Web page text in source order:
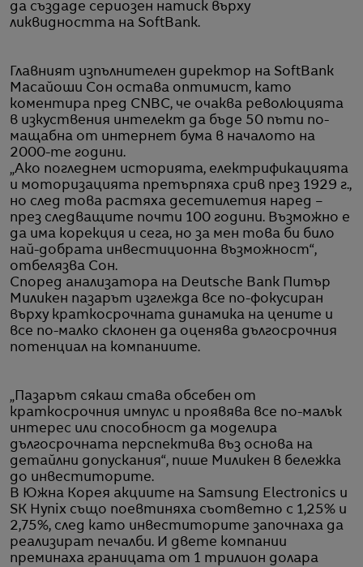
да създаде сериозен натиск върху
ликвидността на SoftBank.
Главният изпълнителен директор на SoftBank
Масайоши Сон остава оптимист, като
коментира пред CNBC, че очаква революцията
в изкуствения интелект да бъде 50 пъти по-
мащабна от интернет бума в началото на
2000-те години.
„Ако погледнем историята, електрификацията
и моторизацията претърпяха срив през 1929 г.,
но след това растяха десетилетия наред –
през следващите почти 100 години. Възможно е
да има корекция и сега, но за мен това би било
най-добрата инвестиционна възможност“,
отбелязва Сон.
Според анализатора на Deutsche Bank Питър
Миликен пазарът изглежда все по-фокусиран
върху краткосрочната динамика на цените и
все по-малко склонен да оценява дългосрочния
потенциал на компаниите.
„Пазарът сякаш става обсебен от
краткосрочния импулс и проявява все по-малък
интерес или способност да моделира
дългосрочната перспектива въз основа на
детайлни допускания“, пише Миликен в бележка
до инвеститорите.
В Южна Корея акциите на Samsung Electronics и
SK Hynix също поевтиняха съответно с 1,25% и
2,75%, след като инвеститорите започнаха да
реализират печалби. И двете компании
преминаха границата от 1 трилион долара